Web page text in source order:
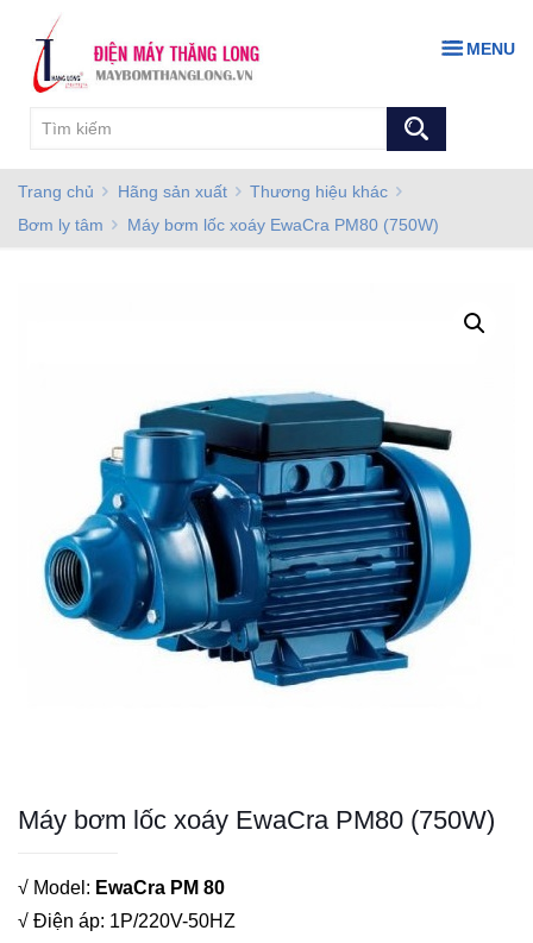
MENU
Trang chủ Hãng sản xuất
Thương hiệu khác
Bơm ly tâm
Máy bơm lốc xoáy EwaCra PM80 (750W)
Máy bơm lốc xoáy EwaCra PM80 (750W)
√ Model: EwaCra PM 80
√ Điện áp: 1P/220V-50HZ